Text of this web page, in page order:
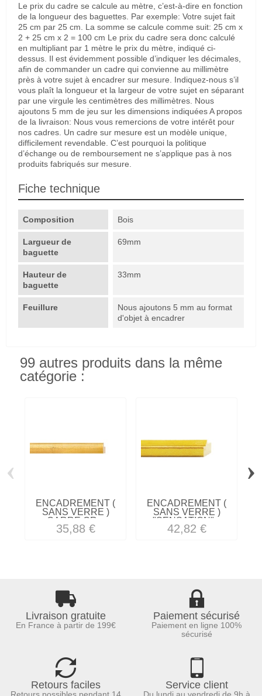
Le prix du cadre se calcule au mètre, c’est-à-dire en fonction
de la longueur des baguettes. Par exemple: Votre sujet fait
25 cm par 25 cm. La somme se calcule comme suit: 25 cm x
2 + 25 cm x 2 = 100 cm Le prix du cadre sera donc calculé
en multipliant par 1 mètre le prix du mètre, indiqué ci-
dessus. Il est évidemment possible d’indiquer les décimales,
afin de commander un cadre qui convienne au millimètre
près à votre sujet à encadrer sur mesure. Indiquez-nous s’il
vous plaît la longueur et la largeur de votre sujet en séparant
par une virgule les centimètres des millimètres. Nous
ajoutons 5 mm de jeu sur les dimensions indiquées A propos
de la livraison: Nous vous remercions de votre intérêt pour
nos cadres. Un cadre sur mesure est un modèle unique,
difficilement revendable. C’est pourquoi la politique
d’échange ou de remboursement ne s’applique pas à nos
produits fabriqués sur mesure.
Fiche technique
Composition Bois
Largueur de
baguette
69mm
Hauteur de
baguette
33mm
Feuillure
Nous ajoutons 5 mm au format
d'objet à encadrer
99 autres produits dans la même
catégorie :
ENCADREMENT (
SANS VERRE )
CARRE OR...
35,88 €
ENCADREMENT (
SANS VERRE )
"SENSATION"...
42,82 €
‹ ›
Livraison gratuite
En France à partir de 199€
Paiement sécurisé
Paiement en ligne 100%
sécurisé
Retours faciles Service client